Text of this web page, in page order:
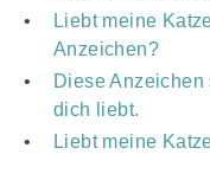
Liebt meine
Anzeichen?
Diese
dich liebt.
Liebt meine